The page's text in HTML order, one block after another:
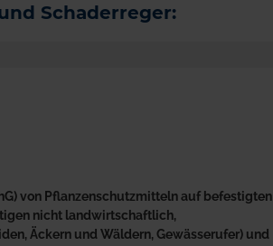
Schaderreger:
von Pflanzenschutzmitteln auf befestigten
nicht landwirtschaftlich,
Äckern und Wäldern, Gewässerufer) und